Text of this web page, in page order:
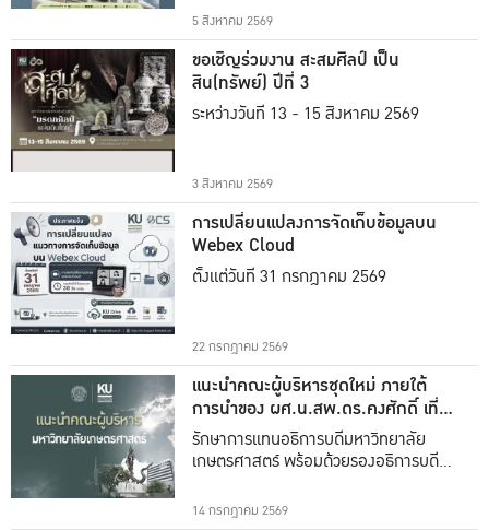
5 สิงหาคม 2569
ขอเชิญร่วมงาน สะสมศิลป์ เป็น
สิน(ทรัพย์) ปีที่ 3
ระหว่างวันที่ 13 - 15 สิงหาคม 2569
3 สิงหาคม 2569
การเปลี่ยนแปลงการจัดเก็บข้อมูลบน
Webex Cloud
ตั้งแต่วันที่ 31 กรกฎาคม 2569
22 กรกฎาคม 2569
แนะนำคณะผู้บริหารชุดใหม่ ภายใต้
การนำของ ผศ.น.สพ.ดร.คงศักดิ์ เที่ยง
ธรรม
รักษาการแทนอธิการบดีมหาวิทยาลัย
เกษตรศาสตร์ พร้อมด้วยรองอธิการบดีทั้ง
14 กรกฎาคม 2569